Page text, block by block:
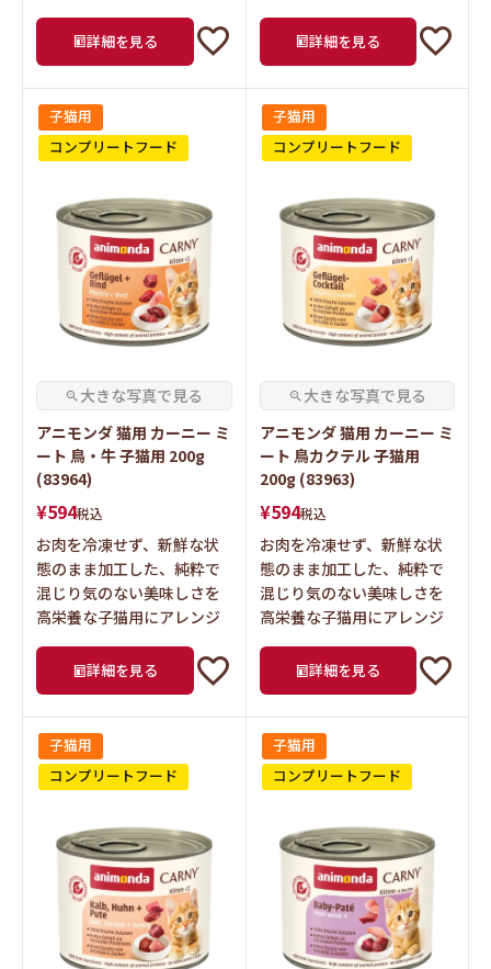
詳細を見る 詳細を見る
子猫用
コンプリートフード
アニモンダ 猫用 カーニー ミ
ート 鳥・牛 子猫用 200g
(83964)
¥594税込
お肉を冷凍せず、新鮮な状
態のまま加工した、純粋で
混じり気のない美味しさを
高栄養な子猫用にアレンジ
詳細を見る
子猫用
コンプリートフード
アニモンダ 猫用 カーニー ミ
ート 鳥カクテル 子猫用
200g (83963)
¥594税込
お肉を冷凍せず、新鮮な状
態のまま加工した、純粋で
混じり気のない美味しさを
高栄養な子猫用にアレンジ
詳細を見る
子猫用
コンプリートフード
子猫用
コンプリートフード